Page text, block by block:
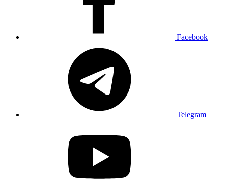
Facebook
Telegram